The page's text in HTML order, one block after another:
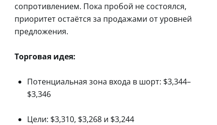
сопротивлением. Пока пробой не состоялся,
приоритет остаётся за продажами от уровней
предложения.
Торговая идея:
Потенциальная зона входа в шорт: $3,344–
$3,346
Цели: $3,310, $3,268 и $3,244